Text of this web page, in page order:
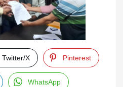
Twitter/X Pinterest
WhatsApp